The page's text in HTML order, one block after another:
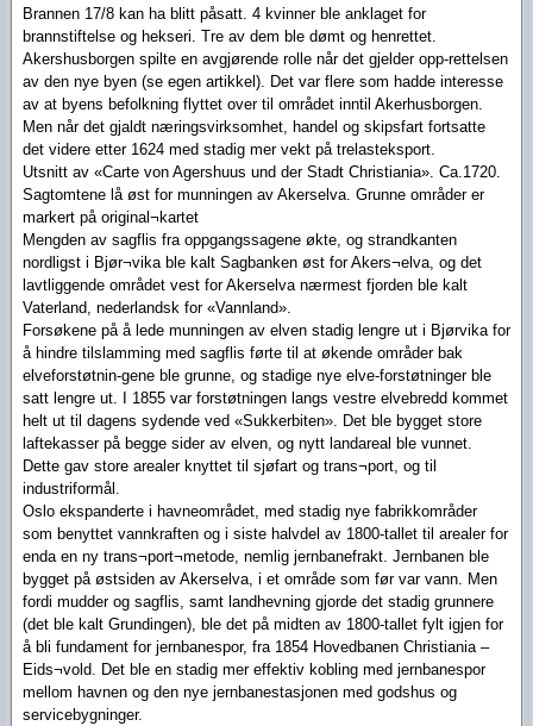
Brannen 17/8 kan ha blitt påsatt. 4 kvinner ble anklaget for
brannstiftelse og hekseri. Tre av dem ble dømt og henrettet.
Akershusborgen spilte en avgjørende rolle når det gjelder opp-rettelsen
av den nye byen (se egen artikkel). Det var flere som hadde interesse
av at byens befolkning flyttet over til området inntil Akerhusborgen.
Men når det gjaldt næringsvirksomhet, handel og skipsfart fortsatte
det videre etter 1624 med stadig mer vekt på trelasteksport.
Utsnitt av «Carte von Agershuus und der Stadt Christiania». Ca.1720.
Sagtomtene lå øst for munningen av Akerselva. Grunne områder er
markert på original¬kartet
Mengden av sagflis fra oppgangssagene økte, og strandkanten
nordligst i Bjør¬vika ble kalt Sagbanken øst for Akers¬elva, og det
lavtliggende området vest for Akerselva nærmest fjorden ble kalt
Vaterland, nederlandsk for «Vannland».
Forsøkene på å lede munningen av elven stadig lengre ut i Bjørvika for
å hindre tilslamming med sagflis førte til at økende områder bak
elveforstøtnin-gene ble grunne, og stadige nye elve-forstøtninger ble
satt lengre ut. I 1855 var forstøtningen langs vestre elvebredd kommet
helt ut til dagens sydende ved «Sukkerbiten». Det ble bygget store
laftekasser på begge sider av elven, og nytt landareal ble vunnet.
Dette gav store arealer knyttet til sjøfart og trans¬port, og til
industriformål.
Oslo ekspanderte i havneområdet, med stadig nye fabrikkområder
som benyttet vannkraften og i siste halvdel av 1800-tallet til arealer for
enda en ny trans¬port¬metode, nemlig jernbanefrakt. Jernbanen ble
bygget på østsiden av Akerselva, i et område som før var vann. Men
fordi mudder og sagflis, samt landhevning gjorde det stadig grunnere
(det ble kalt Grundingen), ble det på midten av 1800-tallet fylt igjen for
å bli fundament for jernbanespor, fra 1854 Hovedbanen Christiania –
Eids¬vold. Det ble en stadig mer effektiv kobling med jernbanespor
mellom havnen og den nye jernbanestasjonen med godshus og
servicebygninger.